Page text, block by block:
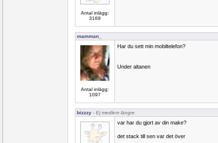
Antal inlägg:
3169
mamman_
Antal inlägg:
1097
Har du sett min mobiltelefon?
Under altanen
bizzzy - Ej medlem längre
var har du gjort av din make?
det stack till sen var det över